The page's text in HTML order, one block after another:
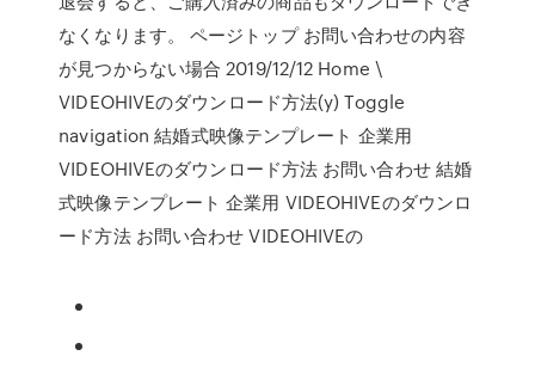
なくなります。 ページトップ お問い合わせの内容
が見つからない場合 2019/12/12 Home \
VIDEOHIVEのダウンロード方法(y) Toggle
navigation 結婚式映像テンプレート 企業用
VIDEOHIVEのダウンロード方法 お問い合わせ 結婚
式映像テンプレート 企業用 VIDEOHIVEのダウンロ
ード方法 お問い合わせ VIDEOHIVEの